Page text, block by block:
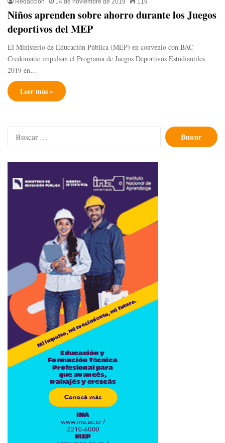
Niños aprenden sobre ahorro durante los Juegos
deportivos del MEP
El Ministerio de Educación Pública (MEP) en convenio con BAC
Credomatic impulsan el Programa de Juegos Deportivos Estudiantiles
2019 en…
Leer más »
Buscar: